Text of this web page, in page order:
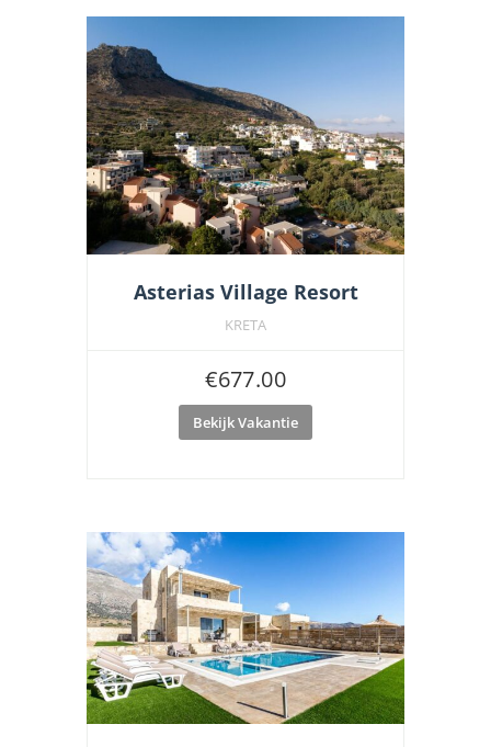
Asterias Village Resort
KRETA
€677.00
Bekijk Vakantie